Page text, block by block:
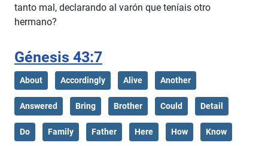
tanto mal, declarando al varón que teníais otro
hermano?
Génesis 43:7
About Accordingly Alive Another
Answered Bring Brother Could Detail
Do Family Father Here How Know